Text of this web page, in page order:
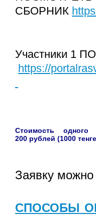
СБОРНИК
Участники 1
https://
Стоимость одного
200 рублей (1000
Заявку можно
СПОСОБЫ